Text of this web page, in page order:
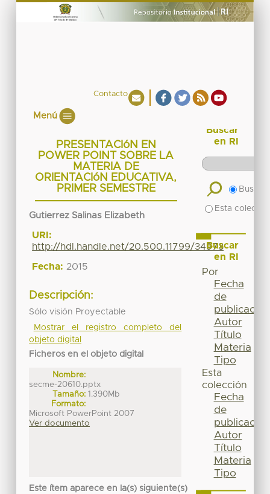
Contacto
Menú
PRESENTACIóN EN
POWER POINT SOBRE LA
MATERIA DE
ORIENTACIóN EDUCATIVA,
PRIMER SEMESTRE
Gutierrez Salinas Elizabeth
URI:
http://hdl.handle.net/20.500.11799/34973
Fecha: 2015
Descripción:
Sólo visión Proyectable
Mostrar el registro completo del
objeto digital
Ficheros en el objeto digital
Nombre:
secme-20610.pptx
Tamaño: 1.390Mb
Formato:
Microsoft PowerPoint 2007
Ver documento
Este ítem aparece en la(s) siguiente(s)
Buscar
en RI
Buscar
Esta
Buscar
en RI
Por
Fecha
de
publicación
Autor
Título
Materia
Tipo
Esta
colección
Fecha
de
publicación
Autor
Título
Materia
Tipo